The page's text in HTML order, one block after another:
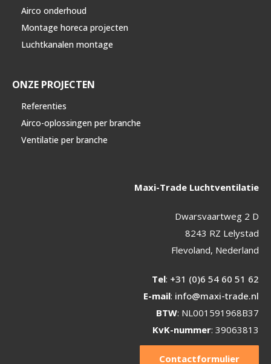
Airco onderhoud
Montage horeca projecten
Luchtkanalen montage
ONZE PROJECTEN
Referenties
Airco-oplossingen per branche
Ventilatie per branche
Maxi-Trade Luchtventilatie
Dwarsvaartweg 2 D
8243 RZ Lelystad
Flevoland, Nederland
Tel: +31 (0)6 54 60 51 62
E-mail: info@maxi-trade.nl
BTW: NL001591968B37
KvK-nummer: 39063813
Contactformulier